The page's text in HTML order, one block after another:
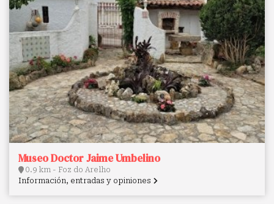
Museo Doctor Jaime Umbelino
0.9 km - Foz do Arelho
Información, entradas y opiniones